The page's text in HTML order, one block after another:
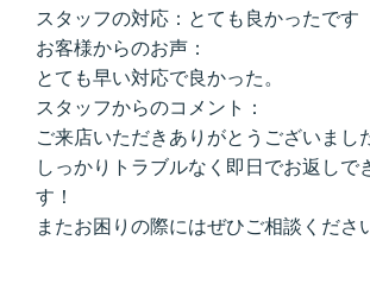
スタッフの対応：とても良かったです
お客様からのお声：
とても早い対応で良かった。
スタッフからのコメント：
ご来店いただきありがとうございまし
しっかりトラブルなく即日でお返しで
す！
またお困りの際にはぜひご相談くださ